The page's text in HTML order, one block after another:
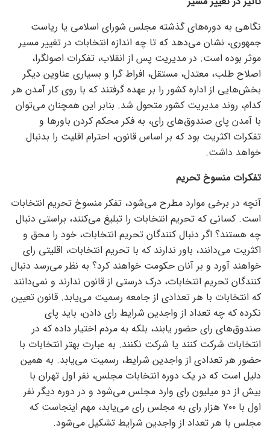
نگاهی به دوره‌های گذشته مجلس شورای اسلامی یا ریاست
جمهوری، نشان می‌دهد که تا چه اندازه انتخابات در تغییر مسیر
موثر بوده است. در مدیریت پس از انقلاب، تفکرات اصولگرا،
اصلاح طلب، معتدل، مستقل، افراط گرا و بسیاری عناوین دیگر
بخش‌هایی از اداره کشور را بر عهده گرفتند که با روی کار آمدن هر
کدام، روند مدیریت کشور متحول شد. بنابر این همچنان می‌توان
با آمدن پای صندوق‌های رای، به فکر محکم کردن باور‌ها و
تفکرات اکثریت بود که بر اساس قانون، احترام اقلیت را بدنبال
خواهد داشت.
تفکرات منسوخ تحریم
آنچه در برخی موارد مطرح می‌شود، تفکر منسوخ تحریم انتخابات
است. کسانی که تحریم انتخابات را تبلیغ می‌کنند، براستی دنبال
چه هستند؟ اگر دنبال کنندگان تحریم انتخابات، خود را محق و
اکثریت می‌دانند، باور ندارند که با تحریم انتخابات، اقلیتی رای
خواهند آورد و بر آنان حکومت خواهند کرد؟ به نظر می‌رسد دنبال
کنندگان تحریم انتخابات، درک درستی از قانون ندارند و نمی‌دانند
که انتخابات با هر تعدادی از جامعه رسمیت می‌یابد. قانون تعیین
نکرده که چه تعداد از واجدین شرایط رای دادن، باید پای
صندوق‌های رای حضور یابند، بلکه به مردم اختیار داده که در
انتخابات شرکت کنند یا شرکت نکنند. به عبارت بهتر انتخابات با
حضور هر تعدادی از واجدین شرایط، رسمیت می‌یابد. به همین
دلیل است که در یک دوره انتخابات مجلس، نفر اول تهران با
بیش از دو میلیون رای وارد مجلس می‌شود و در دوره دیگر نفر
اول با ۷۰۰ هزار رای به مجلس رای می‌یابد، مهم اینجاست که
مجلس با هر تعداد از واجدین شرایط تشکیل می‌شود.